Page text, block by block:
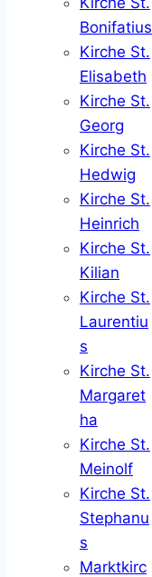
Bonifatius
Kirche St.
Elisabeth
Kirche St.
Georg
Kirche St.
Hedwig
Kirche St.
Heinrich
Kirche St.
Kilian
Kirche St.
Laurentiu
s
Kirche St.
Margaret
ha
Kirche St.
Meinolf
Kirche St.
Stephanu
s
Marktkirc